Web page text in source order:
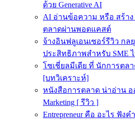
ด้วย Generative AI
AI อ่านข้อความ หรือ สร้าง
ตลาดผ่านพอดแคสต์
จ้างอินฟลูเอนเซอร์รีวิว ก
ประสิทธิภาพสำหรับ SME
โซเชี่ยลมีเดีย ที่ นักการตล
[บทวิเคราะห์]
หนังสือการตลาด น่าอ่าน อ
Marketing [ รีวิว ]
Entrepreneur คือ อะไร ฟัง